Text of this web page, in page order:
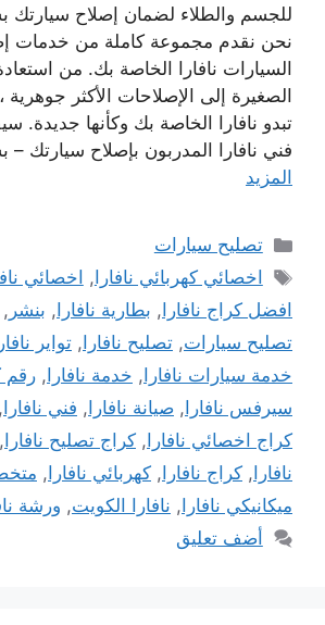
للجسم والطلاء لضمان إصلاح سيارتك
نحن نقدم مجموعة كاملة من خدمات
السيارات نافارا الخاصة بك. من
الصغيرة إلى الإصلاحات الأكثر
تبدو نافارا الخاصة بك وكأنها جديدة.
فني نافارا المدربون بإصلاح سيارتك
المزيد
التصنيفات
تصليح سيارات
الوسوم
اخصائي كهربائي نافارا , اخصائي
افضل كراج نافارا , بطارية نافارا , بنشر ,
تصليح سيارات, تصليح نافارا , تواير نافارا
خدمة سيارات نافارا , خدمة نافارا , رقم
سيرفس نافارا , صيانة نافارا , فني نافارا ,
كراج اخصائي نافارا , كراج تصليح نافارا ,
نافارا , كراج نافارا , كهربائي نافارا ,
ميكانيكي نافارا , نافارا الكويت, ورشة
أضف تعليق